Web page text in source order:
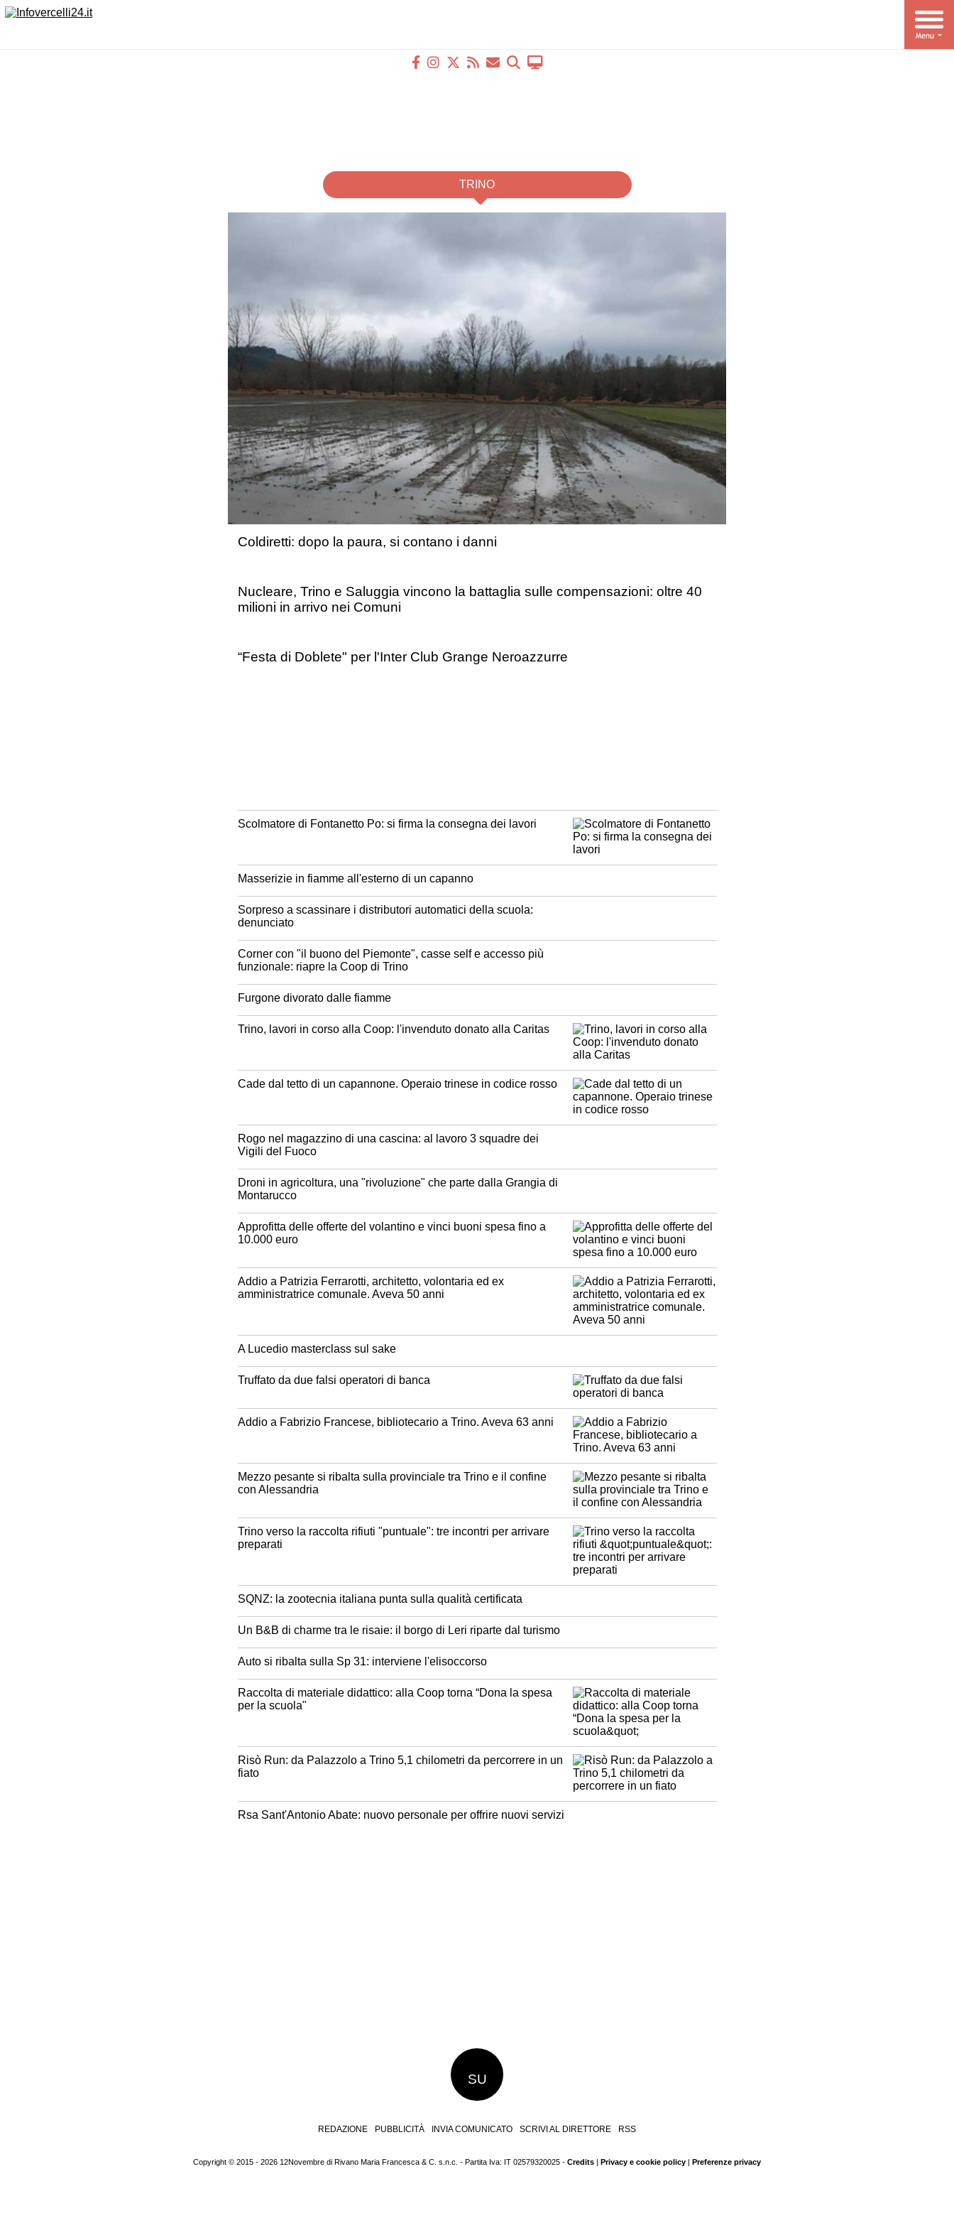
TRINO
Coldiretti: dopo la paura, si contano i danni
Nucleare, Trino e Saluggia vincono la battaglia sulle compensazioni: oltre 40
milioni in arrivo nei Comuni
“Festa di Doblete" per l'Inter Club Grange Neroazzurre
Scolmatore di Fontanetto Po: si firma la consegna dei lavori
Masserizie in fiamme all'esterno di un capanno
Sorpreso a scassinare i distributori automatici della scuola:
denunciato
Corner con "il buono del Piemonte", casse self e accesso più
funzionale: riapre la Coop di Trino
Furgone divorato dalle fiamme
Trino, lavori in corso alla Coop: l'invenduto donato alla Caritas
Cade dal tetto di un capannone. Operaio trinese in codice rosso
Rogo nel magazzino di una cascina: al lavoro 3 squadre dei
Vigili del Fuoco
Droni in agricoltura, una "rivoluzione" che parte dalla Grangia di
Montarucco
Approfitta delle offerte del volantino e vinci buoni spesa fino a
10.000 euro
Addio a Patrizia Ferrarotti, architetto, volontaria ed ex
amministratrice comunale. Aveva 50 anni
A Lucedio masterclass sul sake
Truffato da due falsi operatori di banca
Addio a Fabrizio Francese, bibliotecario a Trino. Aveva 63 anni
Mezzo pesante si ribalta sulla provinciale tra Trino e il confine
con Alessandria
Trino verso la raccolta rifiuti "puntuale": tre incontri per arrivare
preparati
SQNZ: la zootecnia italiana punta sulla qualità certificata
Un B&B di charme tra le risaie: il borgo di Leri riparte dal turismo
Auto si ribalta sulla Sp 31: interviene l'elisoccorso
Raccolta di materiale didattico: alla Coop torna “Dona la spesa
per la scuola"
Risò Run: da Palazzolo a Trino 5,1 chilometri da percorrere in un
fiato
Rsa Sant'Antonio Abate: nuovo personale per offrire nuovi servizi
SU
REDAZIONE PUBBLICITÀ INVIA COMUNICATO SCRIVI AL DIRETTORE RSS
Copyright © 2015 - 2026 12Novembre di Rivano Maria Francesca & C. s.n.c. - Partita Iva: IT 02579320025 - Credits | Privacy e cookie policy | Preferenze privacy